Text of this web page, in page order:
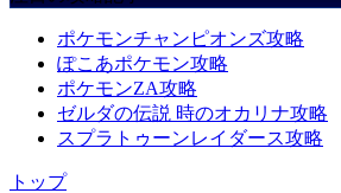
ポケモンチャンピオンズ攻略
ぽこあポケモン攻略
ポケモンZA攻略
ゼルダの伝説 時のオカリナ攻略
スプラトゥーンレイダース攻略
トップ